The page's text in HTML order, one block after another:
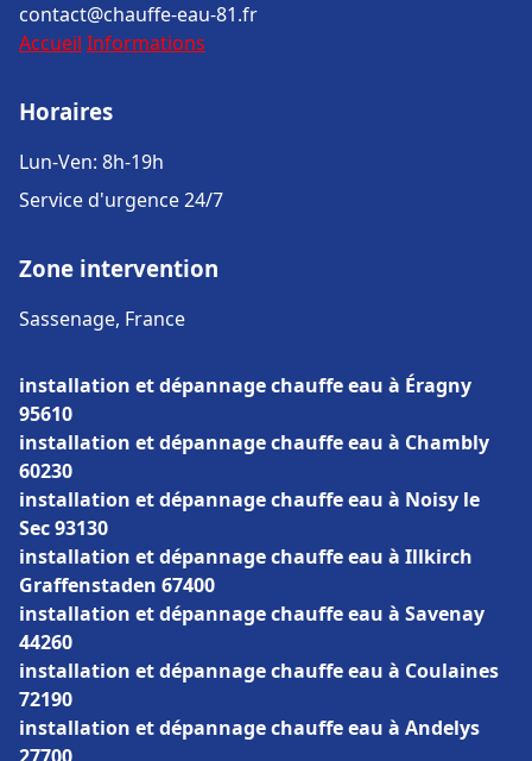
contact@chauffe-eau-81.fr
Accueil Informations
Horaires
Lun-Ven: 8h-19h
Service d'urgence 24/7
Zone intervention
Sassenage, France
installation et dépannage chauffe eau à Éragny
95610
installation et dépannage chauffe eau à Chambly
60230
installation et dépannage chauffe eau à Noisy le
Sec 93130
installation et dépannage chauffe eau à Illkirch
Graffenstaden 67400
installation et dépannage chauffe eau à Savenay
44260
installation et dépannage chauffe eau à Coulaines
72190
installation et dépannage chauffe eau à Andelys